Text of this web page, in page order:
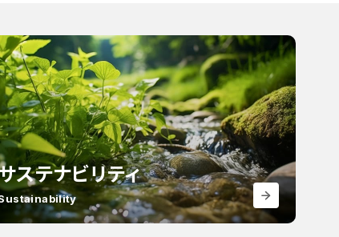
ステナビリティ